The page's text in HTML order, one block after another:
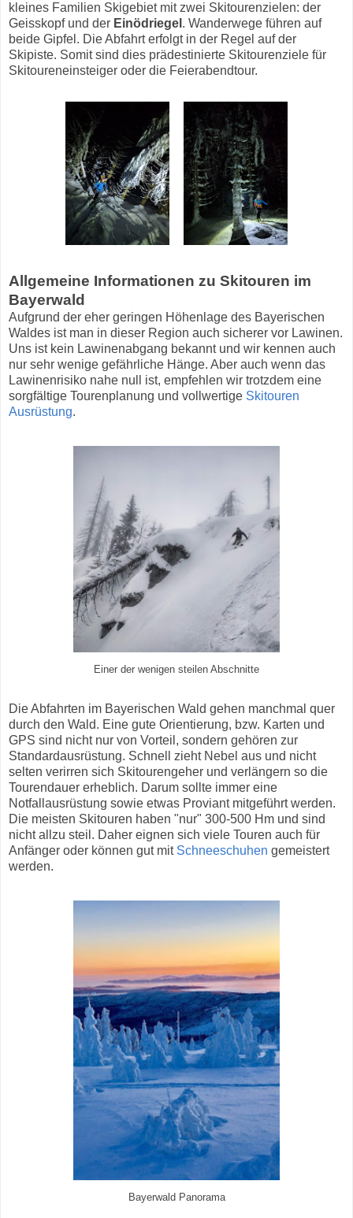
kleines Familien Skigebiet mit zwei Skitourenzielen: der
Geisskopf und der Einödriegel . Wanderwege führen auf
beide Gipfel. Die Abfahrt erfolgt in der Regel auf der
Skipiste. Somit sind dies prädestinierte Skitourenziele für
Skitoureneinsteiger oder die Feierabendtour.
Allgemeine Informationen zu Skitouren im
Bayerwald
Aufgrund der eher geringen Höhenlage des Bayerischen
Waldes ist man in dieser Region auch sicherer vor Lawinen.
Uns ist kein Lawinenabgang bekannt und wir kennen auch
nur sehr wenige gefährliche Hänge. Aber auch wenn das
Lawinenrisiko nahe null ist, empfehlen wir trotzdem eine
sorgfältige Tourenplanung und vollwertige Skitouren
Ausrüstung.
Einer der wenigen steilen Abschnitte
Die Abfahrten im Bayerischen Wald gehen manchmal quer
durch den Wald. Eine gute Orientierung, bzw. Karten und
GPS sind nicht nur von Vorteil, sondern gehören zur
Standardausrüstung. Schnell zieht Nebel aus und nicht
selten verirren sich Skitourengeher und verlängern so die
Tourendauer erheblich. Darum sollte immer eine
Notfallausrüstung sowie etwas Proviant mitgeführt werden.
Die meisten Skitouren haben "nur" 300-500 Hm und sind
nicht allzu steil. Daher eignen sich viele Touren auch für
Anfänger oder können gut mit Schneeschuhen gemeistert
werden.
Bayerwald Panorama